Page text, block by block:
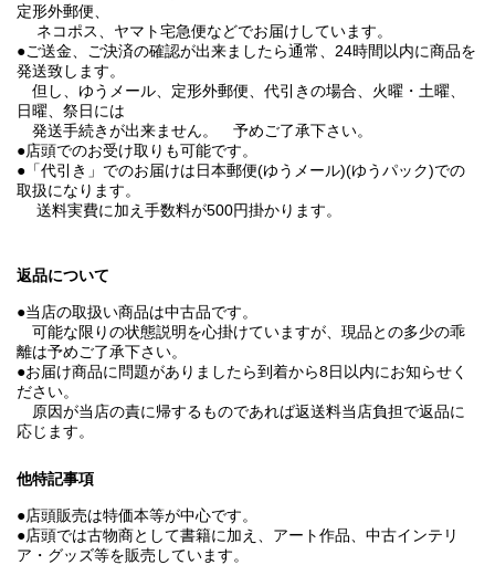
定形外郵便、
ネコポス、ヤマト宅急便などでお届けしています。
●ご送金、ご決済の確認が出来ましたら通常、24時間以内に商品を
発送致します。
但し、ゆうメール、定形外郵便、代引きの場合、火曜・土曜、
日曜、祭日には
発送手続きが出来ません。 予めご了承下さい。
●店頭でのお受け取りも可能です。
●「代引き」でのお届けは日本郵便(ゆうメール)(ゆうパック)での
取扱になります。
送料実費に加え手数料が500円掛かります。
返品について
●当店の取扱い商品は中古品です。
可能な限りの状態説明を心掛けていますが、現品との多少の乖
離は予めご了承下さい。
●お届け商品に問題がありましたら到着から8日以内にお知らせく
ださい。
原因が当店の責に帰するものであれば返送料当店負担で返品に
応じます。
他特記事項
●店頭販売は特価本等が中心です。
●店頭では古物商として書籍に加え、アート作品、中古インテリ
ア・グッズ等を販売しています。